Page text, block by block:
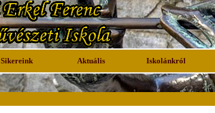
Sikereink Aktuális Iskolánkról